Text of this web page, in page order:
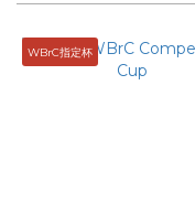
Range
(NT$)
WBrC指定杯